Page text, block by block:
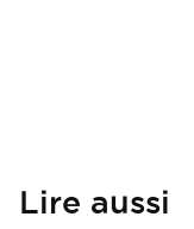
Lire aussi